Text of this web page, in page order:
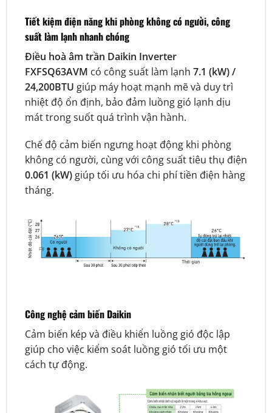
Tiết kiệm điện năng khi phòng không có người, công
suất làm lạnh nhanh chóng
Điều hoà âm trần Daikin Inverter
FXFSQ63AVM có công suất làm lạnh 7.1 (kW) /
24,200BTU giúp máy hoạt mạnh mẽ và duy trì
nhiệt độ ổn định, bảo đảm luồng gió lạnh dịu
mát trong suốt quá trình vận hành.
Chế độ cảm biến ngưng hoạt động khi phòng
không có người, cùng với công suất tiêu thụ điện
0.061 (kW)giúp tối ưu hóa chi phí tiền điện hàng
tháng.
Công nghệ cảm biến Daikin
Cảm biến kép và điều khiển luồng gió độc lập
giúp cho việc kiểm soát luồng gió tối ưu một
cách tự động.